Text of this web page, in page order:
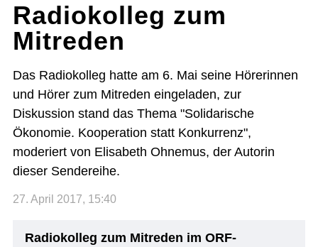
Radiokolleg zum
Mitreden
Das Radiokolleg hatte am 6. Mai seine Hörerinnen
und Hörer zum Mitreden eingeladen, zur
Diskussion stand das Thema "Solidarische
Ökonomie. Kooperation statt Konkurrenz",
moderiert von Elisabeth Ohnemus, der Autorin
dieser Sendereihe.
27. April 2017, 15:40
Radiokolleg zum Mitreden im ORF-